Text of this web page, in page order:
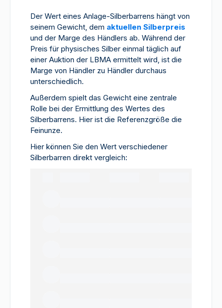
Der Wert eines Anlage-Silberbarrens hängt von
seinem Gewicht, dem aktuellen Silberpreis
und der Marge des Händlers ab. Während der
Preis für physisches Silber einmal täglich auf
einer Auktion der LBMA ermittelt wird, ist die
Marge von Händler zu Händler durchaus
unterschiedlich.
Außerdem spielt das Gewicht eine zentrale
Rolle bei der Ermittlung des Wertes des
Silberbarrens. Hier ist die Referenzgröße die
Feinunze.
Hier können Sie den Wert verschiedener
Silberbarren direkt vergleich: